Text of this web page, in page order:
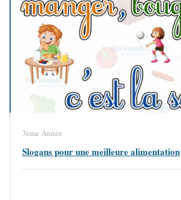
3ème Année
Slogans pour une meilleure alimentation